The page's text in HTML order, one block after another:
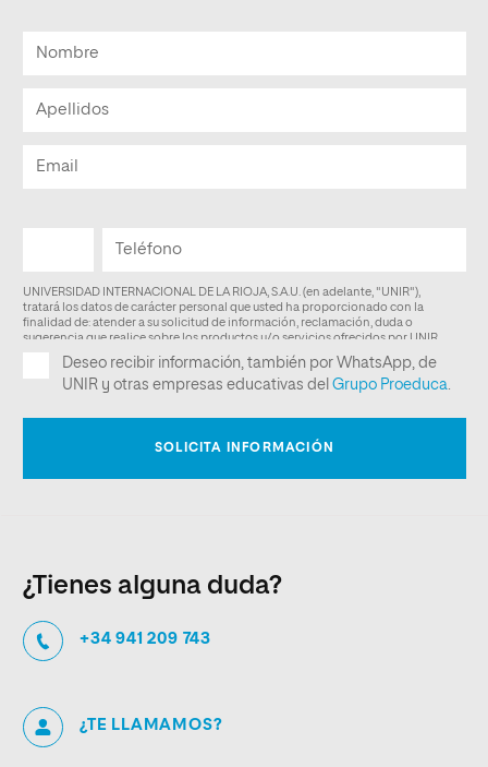
¿Tienes alguna duda?
+34 941 209 743
¿TE LLAMAMOS?